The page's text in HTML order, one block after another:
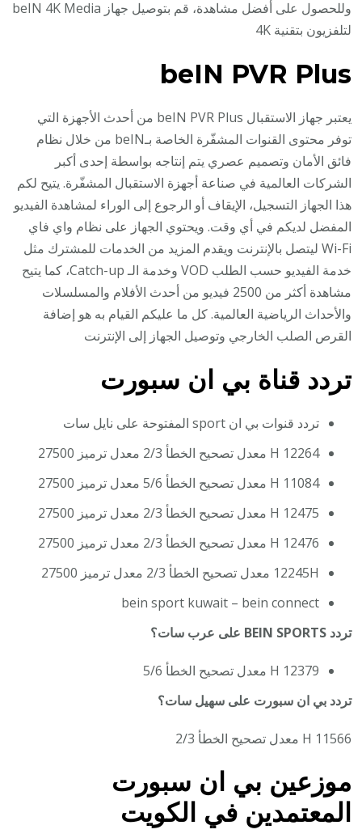
وللحصول على أفضل مشاهدة، قم بتوصيل جهاز beIN 4K Media
لتلفزيون بتقنية 4K
beIN PVR Plus
يعتبر جهاز الاستقبال beIN PVR Plus من أحدث الأجهزة التي
توفر محتوى القنوات المشفّرة الخاصة بـbeIN من خلال نظام
فائق الأمان وتصميم عصري يتم إنتاجه بواسطة إحدى أكبر
الشركات العالمية في صناعة أجهزة الاستقبال المشفّرة. يتيح لكم
هذا الجهاز التسجيل، الإيقاف أو الرجوع إلى الوراء لمشاهدة الفيديو
المفضل لديكم في أي وقت. ويحتوي الجهاز على نظام واي فاي
Wi-Fi ليتصل بالإنترنت ويقدم المزيد من الخدمات للمشترك مثل
خدمة الفيديو حسب الطلب VOD وخدمة الـ Catch-up، كما يتيح
مشاهدة أكثر من 2500 فيديو من أحدث الأفلام والمسلسلات
والأحداث الرياضية العالمية. كل ما عليكم القيام به هو إضافة
القرص الصلب الخارجي وتوصيل الجهاز إلى الإنترنت
تردد قناة بي ان سبورت
تردد قنوات بي ان sport المفتوحة على نايل سات
12264 H معدل تصحيح الخطأ 2/3 معدل ترميز 27500
11084 H معدل تصحيح الخطأ 5/6 معدل ترميز 27500
12475 H معدل تصحيح الخطأ 2/3 معدل ترميز 27500
12476 H معدل تصحيح الخطأ 2/3 معدل ترميز 27500
12245H معدل تصحيح الخطأ 2/3 معدل ترميز 27500
bein sport kuwait – bein connect
تردد BEIN SPORTS على عرب سات؟
12379 H معدل تصحيح الخطأ 5/6
تردد بي ان سبورت على سهيل سات؟
11566 H معدل تصحيح الخطأ 2/3
موزعين بي ان سبورت
المعتمدين في الكويت